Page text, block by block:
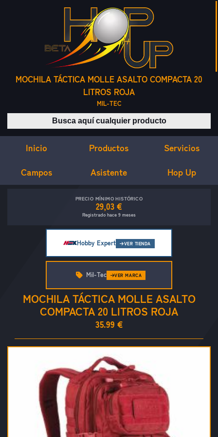
MOCHILA TÁCTICA MOLLE ASALTO COMPACTA 20
LITROS ROJA
MIL-TEC
Buscar productos
Inicio Productos Servicios
Campos Asistente Hop Up
PRECIO MÍNIMO HISTÓRICO
29,03 €
Registrado hace 9 meses
Hobby Expert VER TIENDA
MOCHILA TÁCTICA MOLLE ASALTO
COMPACTA 20 LITROS ROJA
35.99 €
Mil-Tec VER MARCA